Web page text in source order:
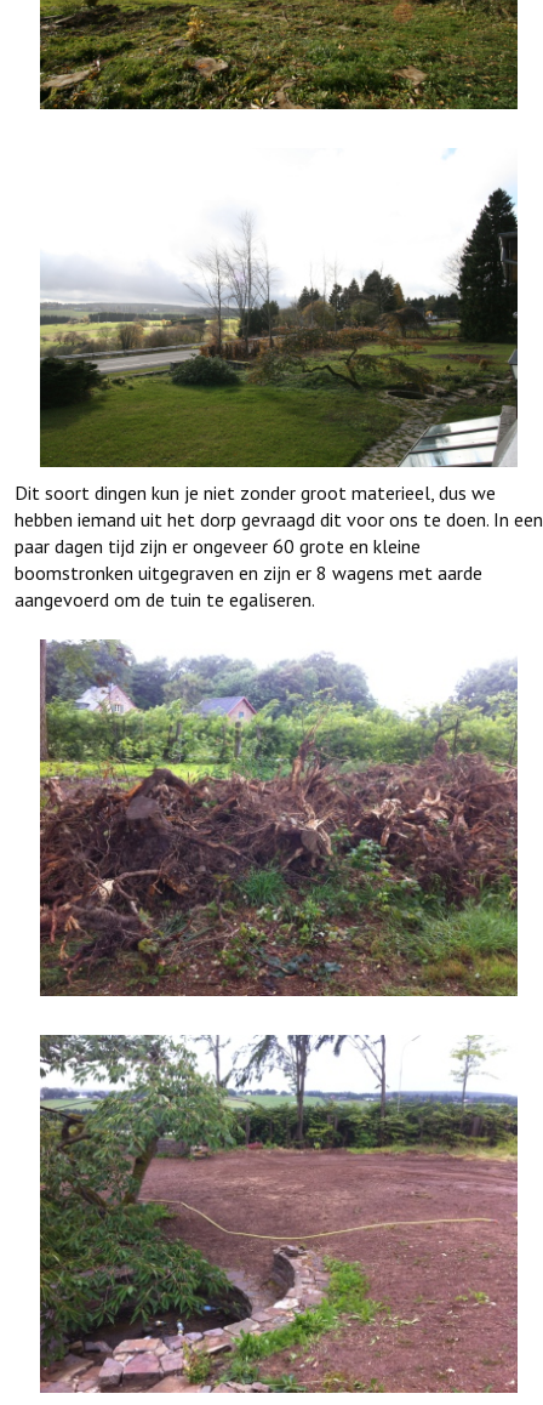
Dit soort dingen kun je niet zonder groot materieel, dus we
hebben iemand uit het dorp gevraagd dit voor ons te doen. In een
paar dagen tijd zijn er ongeveer 60 grote en kleine
boomstronken uitgegraven en zijn er 8 wagens met aarde
aangevoerd om de tuin te egaliseren.